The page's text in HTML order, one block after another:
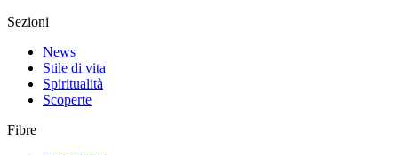
Sezioni
News
Stile di vita
Spiritualità
Scoperte
Fibre